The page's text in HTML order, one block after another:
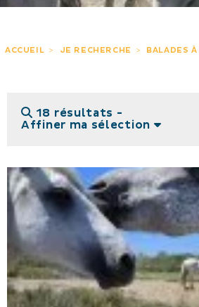
ACCUEIL JE RECHERCHE BALADES
18 résultats -
Affiner ma sélection